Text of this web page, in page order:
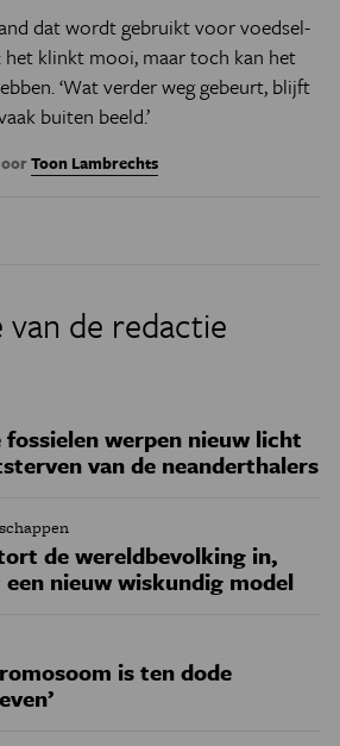
dat wordt gebruikt voor voedsel-
klinkt mooi, maar toch kan het
‘Wat verder weg gebeurt, blijft
buiten beeld.’
Toon Lambrechts
van de redactie
fossielen werpen nieuw licht
van de neanderthalers
de wereldbevolking in,
nieuw wiskundig model
is ten dode